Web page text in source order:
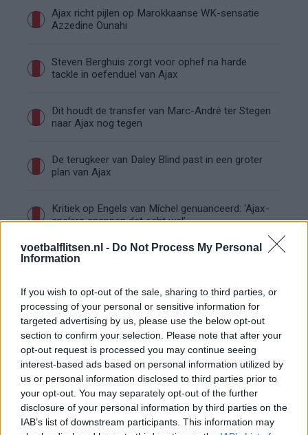
voetbalflitsen.nl - Do Not Process My Personal
Information
If you wish to opt-out of the sale, sharing to third parties, or
processing of your personal or sensitive information for
targeted advertising by us, please use the below opt-out
section to confirm your selection. Please note that after your
opt-out request is processed you may continue seeing
interest-based ads based on personal information utilized by
us or personal information disclosed to third parties prior to
your opt-out. You may separately opt-out of the further
disclosure of your personal information by third parties on the
IAB’s list of downstream participants. This information may
Ajax richt pijlen op Marokkaanse WK-sensatie
Azzedine Ounahi
Steven Berghuis zorgt voor ophef na harde
tackle in oefenduel van Ajax
Dit houdt de transfer van Marc-André ter Stegen
naar Ajax nog tegen
De terugkeer van Daley Blind past in een groter
plan van Ajax
Kritiek op Engels van Míchel genuanceerd: ‘Ajax-
spelers snappen dat echt wel’
De eerste Míchel-dagen bij Ajax: Blind coacht,
Steur kiest voor Newcastle na gemiste
duidelijkheid bij Ajax
Blind kan bij Ajax de speler naast Míchel worden
“Twente was toen niet haalbaar”: Weghorst blikt
terug op Ajax-keuze